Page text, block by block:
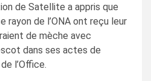
de Satellite a appris que
rayon de l’ONA ont reçu leur
de mèche avec
dans ses actes de
l’Office.